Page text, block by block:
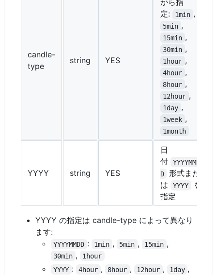
candle-
type
string YES
から指
定:
1min ,
5min ,
15min ,
30min ,
1hour ,
4hour ,
8hour ,
12hour ,
1day ,
1week ,
1month
YYYY string YES
日
付
YYYYMMD
D
形式また
は
YYYY
を
指定
YYYY の指定は candle-type によって異なり
ます:
YYYYMMDD : 1min , 5min , 15min ,
30min ,
1hour
YYYY : 4hour , 8hour , 12hour , 1day ,